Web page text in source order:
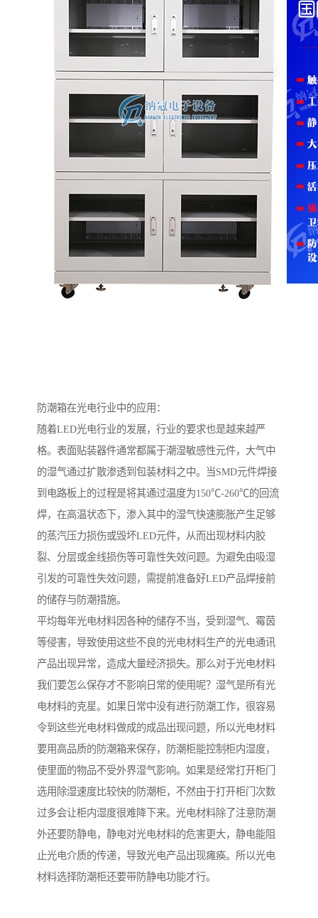
防潮箱在光电行业中的应用：
随着LED光电行业的发展，行业的要求也是越来越严
格。表面贴装器件通常都属于潮湿敏感性元件，大气中
的湿气通过扩散渗透到包装材料之中。当SMD元件焊接
到电路板上的过程是将其通过温度为150℃-260℃的回流
焊，在高温状态下，渗入其中的湿气快速膨胀产生足够
的蒸汽压力损伤或毁坏LED元件，从而出现材料内胶
裂、分层或金线损伤等可靠性失效问题。为避免由吸湿
引发的可靠性失效问题，需提前准备好LED产品焊接前
的储存与防潮措施。
平均每年光电材料因各种的储存不当，受到湿气、霉茵
等侵害，导致使用这些不良的光电材料生产的光电通讯
产品出现异常，造成大量经济损失。那么对于光电材料
我们要怎么保存才不影响日常的使用呢？湿气是所有光
电材料的克星。如果日常中没有进行防潮工作，很容易
令到这些光电材料做成的成品出现问题，所以光电材料
要用高品质的防潮箱来保存，防潮柜能控制柜内湿度，
使里面的物品不受外界湿气影响。如果是经常打开柜门
选用除湿速度比较快的防潮柜，不然由于打开柜门次数
过多会让柜内湿度很难降下来。光电材料除了注意防潮
外还要防静电，静电对光电材料的危害更大，静电能阻
止光电介质的传递，导致光电产品出现瘫痪。所以光电
材料选择防潮柜还要带防静电功能才行。